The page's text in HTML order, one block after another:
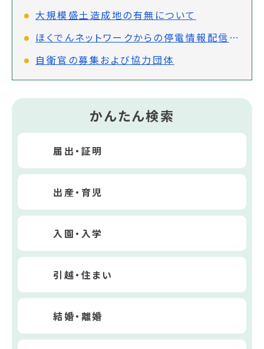
大規模盛土造成地の有無について
ほくでんネットワークからの停電情報配信について
自衛官の募集および協力団体
かんたん検索
届出・証明
出産・育児
入園・入学
引越・住まい
結婚・離婚